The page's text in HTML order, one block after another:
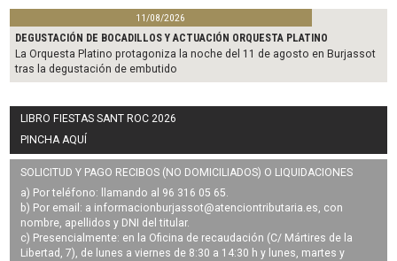
11/08/2026
DEGUSTACIÓN DE BOCADILLOS Y ACTUACIÓN ORQUESTA PLATINO
La Orquesta Platino protagoniza la noche del 11 de agosto en Burjassot
tras la degustación de embutido
LIBRO FIESTAS SANT ROC 2026
PINCHA AQUÍ
SOLICITUD Y PAGO RECIBOS (NO DOMICILIADOS) O LIQUIDACIONES
a) Por teléfono: llamando al 96 316 05 65.
b) Por email: a informacionburjassot@atenciontributaria.es, con
nombre, apellidos y DNI del titular.
c) Presencialmente: en la Oficina de recaudación (C/ Mártires de la
Libertad, 7), de lunes a viernes de 8:30 a 14:30 h y lunes, martes y